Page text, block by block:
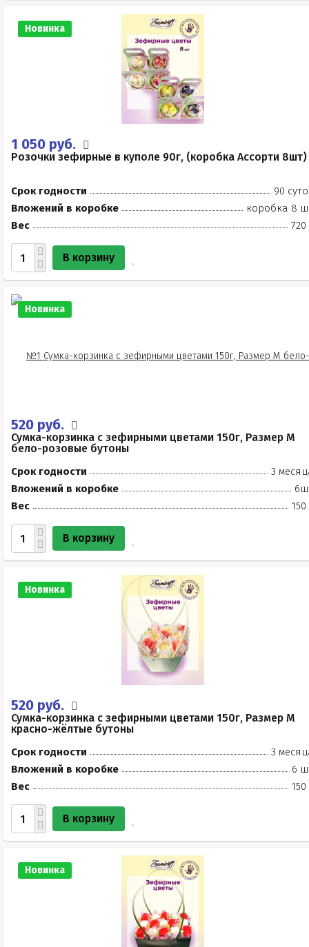
Новинка
1 050 руб.
Розочки зефирные в куполе 90г, (коробка Ассорти 8шт)
Срок годности
90
Вложений в коробке
коробка 8
Вес
720
В корзину
Новинка
520 руб.
Сумка-корзинка с зефирными цветами 150г, Размер М
бело-розовые бутоны
Срок годности
3
Вложений в коробке
Вес
150
В корзину
Новинка
520 руб.
Сумка-корзинка с зефирными цветами 150г, Размер М
красно-жёлтые бутоны
Срок годности
3
Вложений в коробке
6
Вес
150
В корзину
Новинка